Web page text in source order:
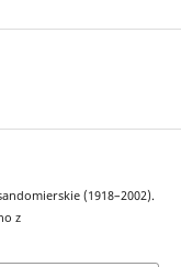
(1918–2002).
z